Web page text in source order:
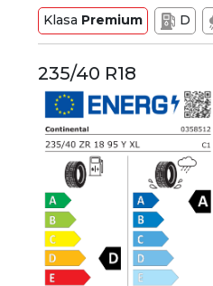
Klasa Premium D
235/40 R18